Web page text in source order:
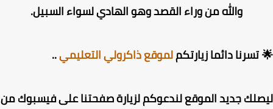
والله من وراء القصد وهو الهادي لسواء السبيل.
تسرنا دائما زيارتكملموقع ذاكرولي التعليمي..
جديد الموقع لندعوكم لزيارة صفحتنا على فيسبوك من